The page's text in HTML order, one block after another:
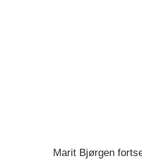
Marit Bjørgen